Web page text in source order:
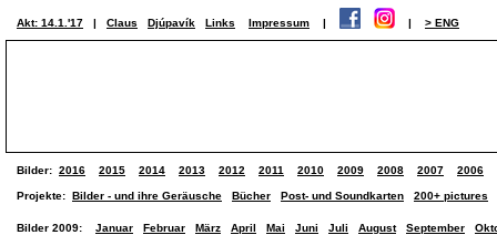
Akt: 14.1.'17 | Claus Djúpavík Links Impressum | | > ENG
Bilder: 2016 2015 2014 2013 2012 2011 2010 2009 2008 2007 2006
Projekte: Bilder - und ihre Geräusche Bücher Post- und Soundkarten 200+ pictures
Bilder 2009: Januar Februar März April Mai Juni Juli August September